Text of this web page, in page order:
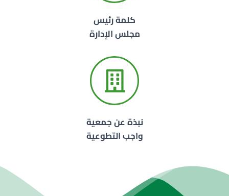
كلمة رئيس
مجلس الإدارة
نبذة عن جمعية
واجب التطوعية